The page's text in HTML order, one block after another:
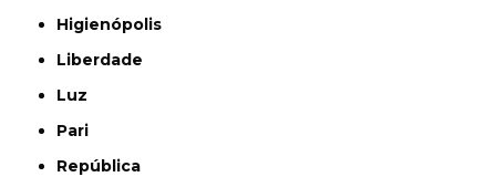
Higienópolis
Liberdade
Luz
Pari
República